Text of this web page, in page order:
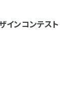
インコンテスト